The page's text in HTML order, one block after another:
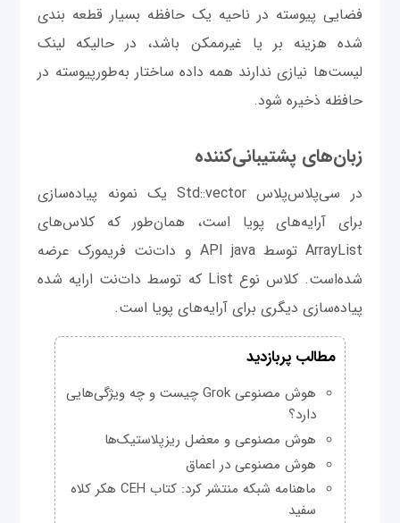
فضایی پیوسته در ناحیه یک حافظه بسیار قطعه بندی
شده هزینه بر یا غیرممکن باشد، در حالیکه لینک
لیست‌ها نیازی ندارند همه داده ساختار به‌طورپیوسته در
حافظه ذخیره شود.
زبان‌های پشتیبانی‌کننده
در سی‌پلاس‌پلاس Std::vector یک نمونه پیاده‌سازی
برای آرایه‌های پویا است، همان‌طور که کلاس‌های
ArrayList توسط API java و دات‌نت فریمورک عرضه
شده‌است. کلاس نوع List که توسط دات‌نت ارایه شده
پیاده‌سازی دیگری برای آرایه‌های پویا است.
مطالب پربازدید
هوش مصنوعی Grok چیست و چه ویژگی‌هایی
دارد؟
هوش مصنوعی و معضل ریزپلاستیک‌ها
هوش مصنوعی در اعماق
ماهنامه شبکه منتشر کرد: کتاب CEH هکر کلاه
سفید